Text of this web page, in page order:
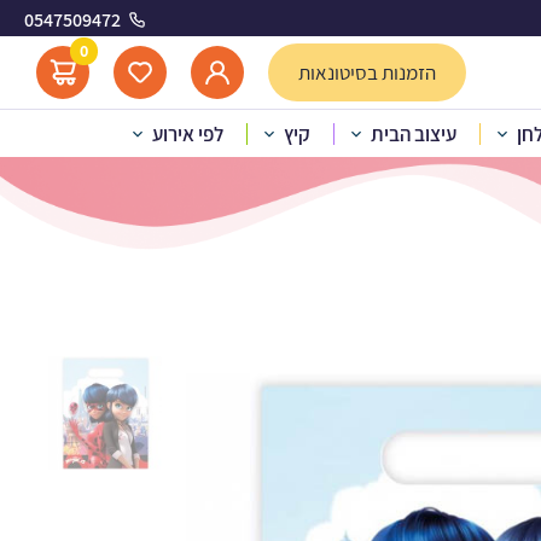
0547509472
הזמנות בסיטונאות
0
עיצוב הבית קיץ לפי אירוע יום הולדת המופלאה